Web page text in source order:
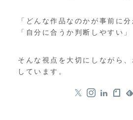
「どんな作品なのかが事前に分
「自分に合うか判断しやすい」
そんな視点を大切にしながら
しています。